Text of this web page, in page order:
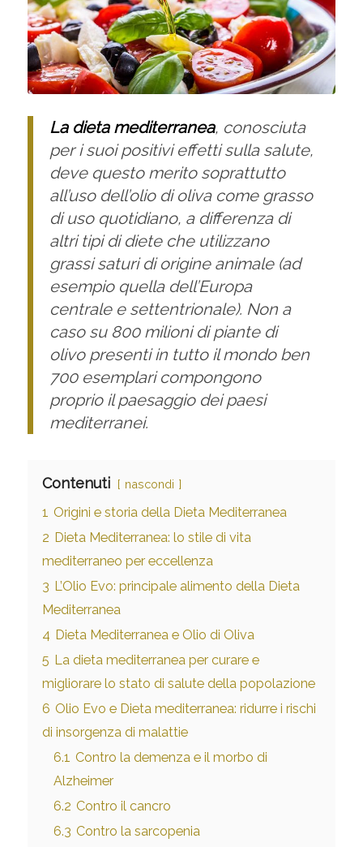
La dieta mediterranea, conosciuta
per i suoi positivi effetti sulla salute,
deve questo merito soprattutto
all’uso dell’olio di oliva come grasso
di uso quotidiano, a differenza di
altri tipi di diete che utilizzano
grassi saturi di origine animale (ad
esempio quella dell’Europa
centrale e settentrionale). Non a
caso su 800 milioni di piante di
olivo presenti in tutto il mondo ben
700 esemplari compongono
proprio il paesaggio dei paesi
mediterranei.
Contenuti nascondi
1 Origini e storia della Dieta Mediterranea
2 Dieta Mediterranea: lo stile di vita
mediterraneo per eccellenza
3 L’Olio Evo: principale alimento della Dieta
Mediterranea
4 Dieta Mediterranea e Olio di Oliva
5 La dieta mediterranea per curare e
migliorare lo stato di salute della popolazione
6 Olio Evo e Dieta mediterranea: ridurre i rischi
di insorgenza di malattie
6.1 Contro la demenza e il morbo di
Alzheimer
6.2 Contro il cancro
6.3 Contro la sarcopenia